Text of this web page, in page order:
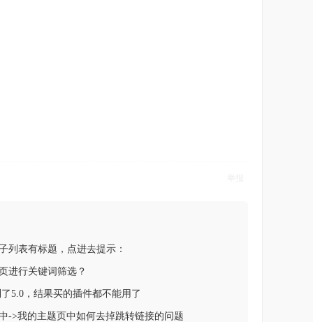
列表有标题，点进去提示：
进行关键词筛选？
5.0，结果买的插件都不能用了
->我的主题页中如何去掉跳转链接的问题